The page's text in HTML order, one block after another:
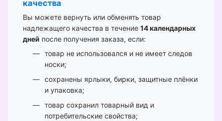
качества
Вы можете вернуть или обменять товар
надлежащего качества в течение 14 календарных
дней после получения заказа, если:
товар не использовался и не имеет следов
носки;
сохранены ярлыки, бирки, защитные плёнки
и упаковка;
товар сохранил товарный вид и
потребительские свойства;